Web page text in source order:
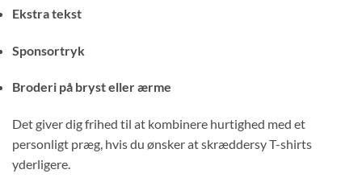
Ekstra tekst
Sponsortryk
Broderi på bryst eller ærme
Det giver dig frihed til at kombinere hurtighed med et
personligt præg, hvis du ønsker at skræddersy T-shirts
yderligere.